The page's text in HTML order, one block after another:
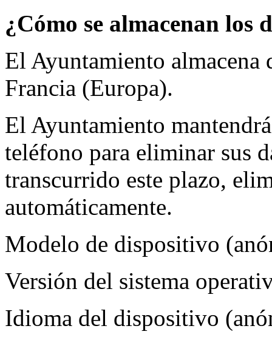
¿Cómo se almacenan los
El Ayuntamiento almacena
Francia (Europa).
El Ayuntamiento
teléfono para eliminar sus
transcurrido este plazo,
automáticamente.
Modelo de dispositivo
Versión del sistema
Idioma del dispositivo